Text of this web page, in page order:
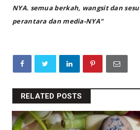
NYA. semua berkah, wangsit dan
perantara dan media-NYA"
RELATED POSTS